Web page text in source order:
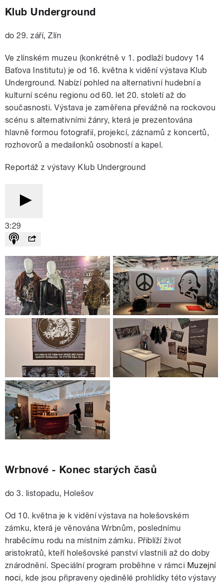
Klub Underground
do 29. září, Zlín
Ve zlínském muzeu (konkrétně v 1. podlaží budovy 14
Baťova Institutu) je od 16. května k vidění výstava Klub
Underground. Nabízí pohled na alternativní hudební a
kulturní scénu regionu od 60. let 20. století až do
současnosti. Výstava je zaměřena převážně na rockovou
scénu s alternativními žánry, která je prezentována
hlavně formou fotografií, projekcí, záznamů z koncertů,
rozhovorů a medailonků osobností a kapel.
Reportáž z výstavy Klub Underground
3:29
Wrbnové - Konec starých časů
do 3. listopadu, Holešov
Od 10. května je k vidění výstava na holešovském
zámku, která je věnována Wrbnům, poslednímu
hraběcímu rodu na místním zámku. Přiblíží život
aristokratů, kteří holešovské panství vlastnili až do doby
znárodnění. Speciální program proběhne v rámci Muzejní
noci, kde jsou připraveny ojedinělé prohlídky této výstavy